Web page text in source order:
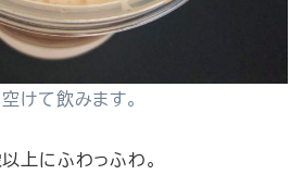
けて飲みます。
上にふわっふわ。